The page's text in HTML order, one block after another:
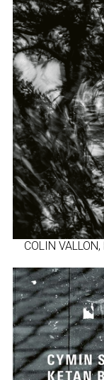
COLIN